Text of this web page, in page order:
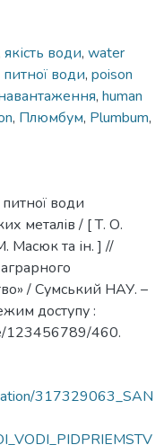
якість води, water
води, poison
, human
, Плюмбум, Plumbum,
води
металів / [ Т. О.
Масюк та ін. ] //
/ Сумський НАУ. –
доступу :
123456789/460.
317329063_SAN